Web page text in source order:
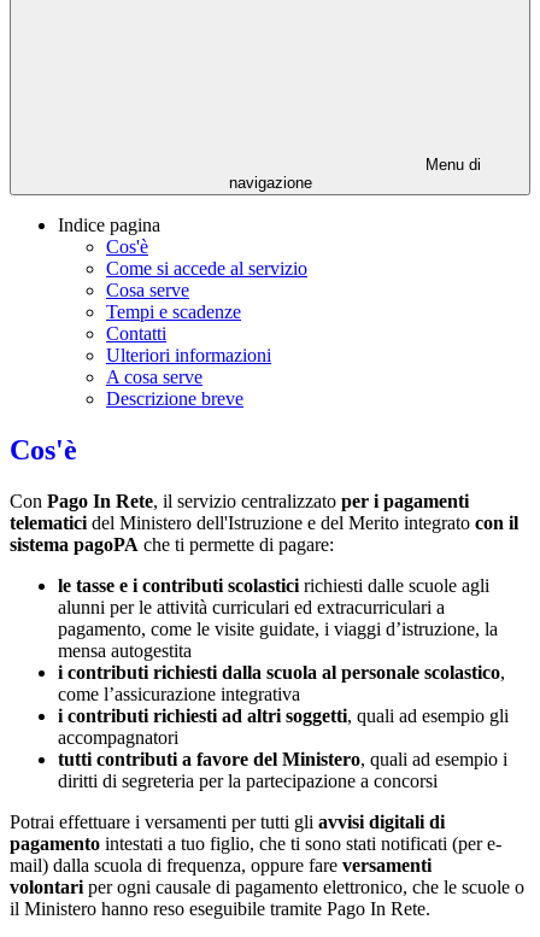
Menu di
navigazione
Indice pagina
Cos'è
Come si accede al servizio
Cosa serve
Tempi e scadenze
Contatti
Ulteriori informazioni
A cosa serve
Descrizione breve
Cos'è
Con Pago In Rete, il servizio centralizzato per i pagamenti
telematici del Ministero dell'Istruzione e del Merito integrato con il
sistema pagoPA che ti permette di pagare:
le tasse e i contributi scolastici richiesti dalle scuole agli
alunni per le attività curriculari ed extracurriculari a
pagamento, come le visite guidate, i viaggi d’istruzione, la
mensa autogestita
i contributi richiesti dalla scuola al personale scolastico,
come l’assicurazione integrativa
i contributi richiesti ad altri soggetti, quali ad esempio gli
accompagnatori
tutti contributi a favore del Ministero, quali ad esempio i
diritti di segreteria per la partecipazione a concorsi
Potrai effettuare i versamenti per tutti gli avvisi digitali di
pagamento intestati a tuo figlio, che ti sono stati notificati (per e-
mail) dalla scuola di frequenza, oppure fare versamenti
volontari per ogni causale di pagamento elettronico, che le scuole o
il Ministero hanno reso eseguibile tramite Pago In Rete.